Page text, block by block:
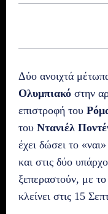
Δύο ανοιχτά
Ολυμπιακό στην
επιστροφή του
του Ντανιέλ
έχει δώσει το
και στις δύο
ξεπεραστούν, με
κλείνει στις 15